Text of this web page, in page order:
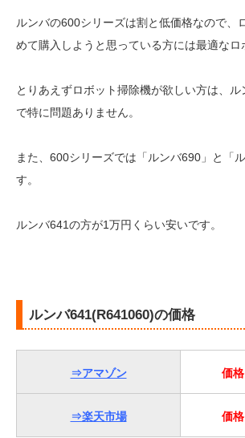
ルンバの600シリーズは割と低価格なので、
めて購入しようと思っている方には最適なロ
とりあえずロボット掃除機が欲しい方は、
で特に問題ありません。
また、600シリーズでは「ルンバ690」と「
す。
ルンバ641の方が1万円くらい安いです。
ルンバ641(R641060)の価格
⇒アマゾン 価
⇒楽天市場 価